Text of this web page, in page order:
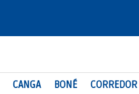
CANGA BONÉ